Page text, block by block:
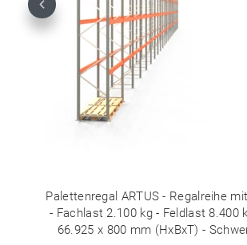
Palettenregal ARTUS - Regalreihe
- Fachlast 2.100 kg - Feldlast 8.400
66.925 x 800 mm (HxBxT) -
Previous